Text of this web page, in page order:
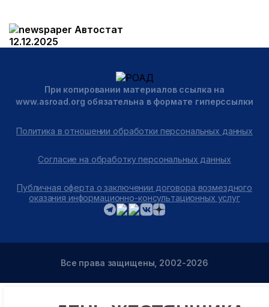
Автостат
12.12.2025
При копировании материалов ссылка на
www.asroad.org обязательна в формате гиперссылки
Политика в отношении обработки персональных данных
Согласие на обработку персональных данных
Публичная оферта о заключении договора возмездного
оказания информационно-консультационных услуг
Все права защищены, 2002-2026